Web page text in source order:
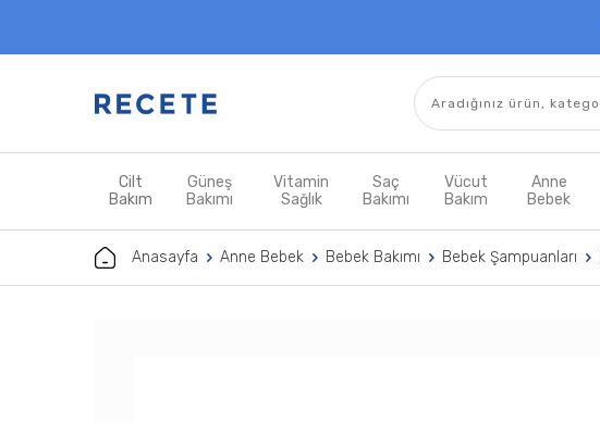
Cilt
Bakım
Güneş
Bakımı
Vitamin
Sağlık
Saç
Bakımı
Vücut
Bakım
Anne
Bebek
Anasayfa Anne Bebek Bebek Bakımı Bebek Şampuanları